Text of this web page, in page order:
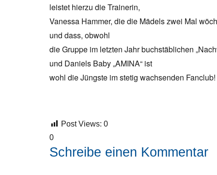
leistet hierzu die Trainerin,
Vanessa Hammer, die die Mädels zwei Mal
und dass, obwohl
die Gruppe im letzten Jahr buchstäblichen
und Daniels Baby „AMINA“ ist
wohl die Jüngste im stetig wachsenden Fanclub!
Post Views: 0
0
Schreibe einen Kommentar